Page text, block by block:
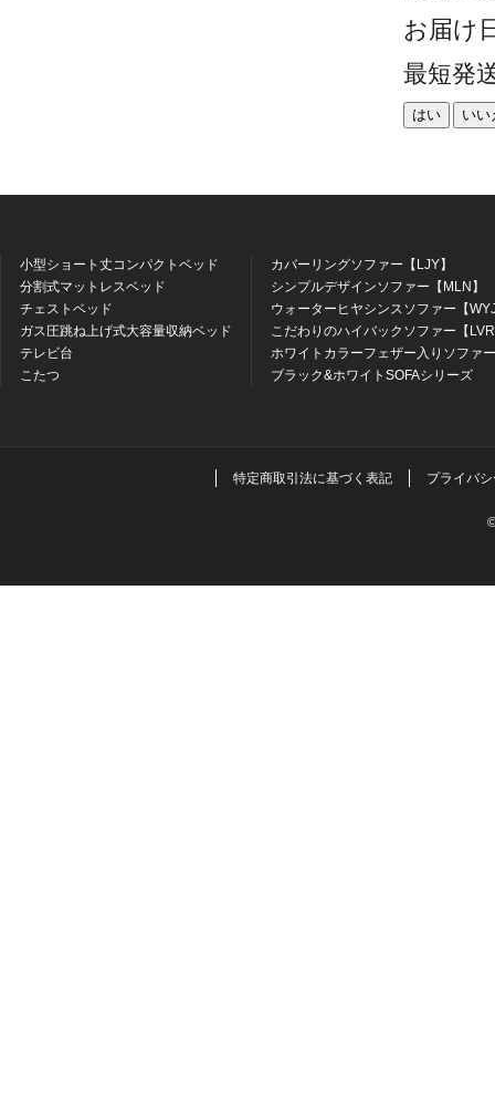
お届け
最短発
はい いい
小型ショート丈コンパクトベッド
分割式マットレスベッド
チェストベッド
ガス圧跳ね上げ式大容量収納ベッド
テレビ台
こたつ
カバーリングソファー【LJY】
シンプルデザインソファー【MLN】
ウォーターヒヤシンスソファー【
こだわりのハイバックソファー【
ホワイトカラーフェザー入りソファ
ブラック&ホワイトSOFAシリーズ
特定商取引法に基づく表記 プライバ